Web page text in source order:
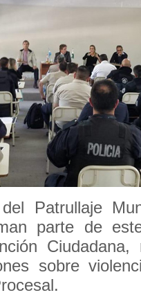
Patrullaje
parte de
sobre